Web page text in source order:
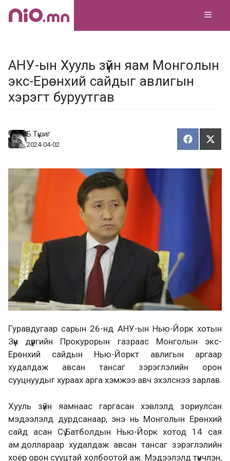
Skip
АНУ-ын Хууль зүйн яам Монголын
экс-Ерөнхий сайдыг авлигын
хэрэгт буруутгав
Б.Түшиг
2024-04-02
Х
у
а
Т
э
Гуравдугаар сарын 26-нд АНУ-ын Нью-Йорк хотын
Зүүн дүүргийн Прокурорын газраас Монголын экс-
Ерөнхий сайдын Нью-Йоркт авлигын аргаар
худалдаж авсан тансаг зэрэглэлийн орон
сууцнуудыг хураах арга хэмжээ авч эхэлснээ зарлав.
Хууль зүйн яамнаас гаргасан хэвлэлд зориулсан
мэдээлэлд дурдсанаар, энэ нь Монголын Ерөнхий
сайд асан Сү.Батболдын Нью-Йорк хотод 14 сая
ам.доллараар худалдаж авсан тансаг зэрэглэлийн
хоёр орон сууцтай холбоотой аж. Мэдээлэлд түүнчлэн,